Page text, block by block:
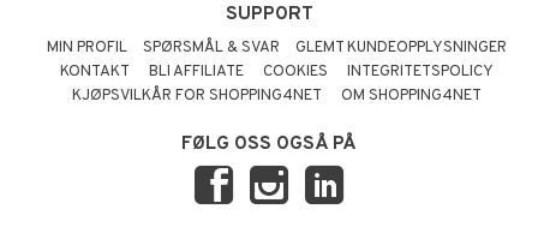
SUPPORT
MIN PROFIL SPØRSMÅL & SVAR
GLEMT KUNDEOPPLYSNINGER
KONTAKT
BLI AFFILIATE COOKIES
INTEGRITETSPOLICY
KJØPSVILKÅR FOR SHOPPING4NET
OM SHOPPING4NET
FØLG OSS OGSÅ PÅ